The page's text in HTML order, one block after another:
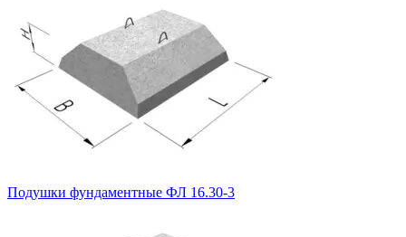
Подушки фундаментные ФЛ 16.30-3